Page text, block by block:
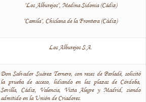
"Los Alburejos", Medina Sidonia (Cádiz)
"Camila", Chiclana de la Frontera (Cádiz)
Los Alburejos S.A.
Don Salvador Suárez Ternero, con reses de Parladé, solicitó
la prueba de acceso, lidiando en las plazas de Córdoba,
Sevilla, Cádiz, Valencia, Vista Alegre y Madrid, siendo
admitido en la Unión de Criadores.